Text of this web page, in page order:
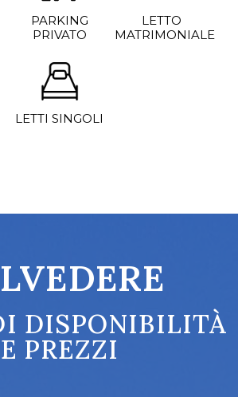
PARKING
PRIVATO
LETTO
MATRIMONIALE
LETTI SINGOLI
DISPONIBILITÀ
E PREZZI